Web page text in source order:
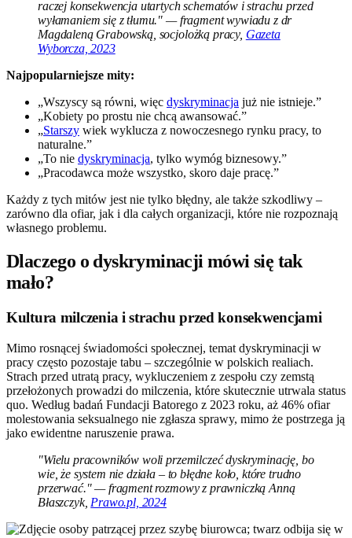
raczej konsekwencja utartych schematów i strachu przed
wyłamaniem się z tłumu." — fragment wywiadu z dr
Magdaleną Grabowską, socjolożką pracy, Gazeta
Wyborcza, 2023
Najpopularniejsze mity:
„Wszyscy są równi, więc dyskryminacja już nie istnieje.”
„Kobiety po prostu nie chcą awansować.”
„Starszy wiek wyklucza z nowoczesnego rynku pracy, to
naturalne.”
„To nie dyskryminacja, tylko wymóg biznesowy.”
„Pracodawca może wszystko, skoro daje pracę.”
Każdy z tych mitów jest nie tylko błędny, ale także szkodliwy –
zarówno dla ofiar, jak i dla całych organizacji, które nie rozpoznają
własnego problemu.
Dlaczego o dyskryminacji mówi się tak
mało?
Kultura milczenia i strachu przed konsekwencjami
Mimo rosnącej świadomości społecznej, temat dyskryminacji w
pracy często pozostaje tabu – szczególnie w polskich realiach.
Strach przed utratą pracy, wykluczeniem z zespołu czy zemstą
przełożonych prowadzi do milczenia, które skutecznie utrwala status
quo. Według badań Fundacji Batorego z 2023 roku, aż 46% ofiar
molestowania seksualnego nie zgłasza sprawy, mimo że postrzega ją
jako ewidentne naruszenie prawa.
"Wielu pracowników woli przemilczeć dyskryminację, bo
wie, że system nie działa – to błędne koło, które trudno
przerwać." — fragment rozmowy z prawniczką Anną
Błaszczyk, Prawo.pl, 2024